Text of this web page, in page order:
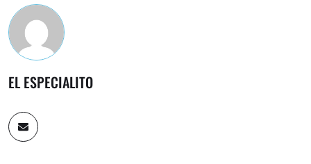
EL ESPECIALITO